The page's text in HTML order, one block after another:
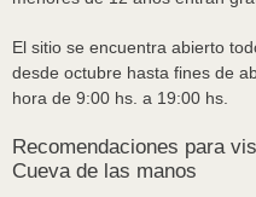
El sitio se encuentra abierto
desde octubre hasta fines de
hora de 9:00 hs. a 19:00 hs.
Recomendaciones para
Cueva de las manos